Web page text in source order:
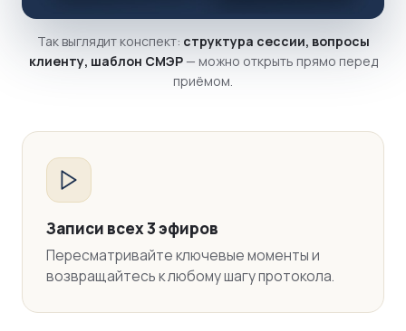
Так выглядит конспект: структура сессии, вопросы
клиенту, шаблон СМЭР— можно открыть прямо перед
приёмом.
Записи всех 3 эфиров
Пересматривайте ключевые моменты и
возвращайтесь к любому шагу протокола.